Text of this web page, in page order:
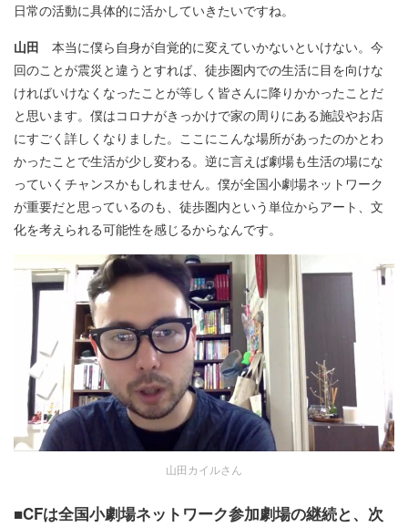
日常の活動に具体的に活かしていきたいですね。
山田 本当に僕ら自身が自覚的に変えていかないといけない。今
回のことが震災と違うとすれば、徒歩圏内での生活に目を向けな
ければいけなくなったことが等しく皆さんに降りかかったことだ
と思います。僕はコロナがきっかけで家の周りにある施設やお店
にすごく詳しくなりました。ここにこんな場所があったのかとわ
かったことで生活が少し変わる。逆に言えば劇場も生活の場にな
っていくチャンスかもしれません。僕が全国小劇場ネットワーク
が重要だと思っているのも、徒歩圏内という単位からアート、文
化を考えられる可能性を感じるからなんです。
山田カイルさん
■CFは全国小劇場ネットワーク参加劇場の継続と、次